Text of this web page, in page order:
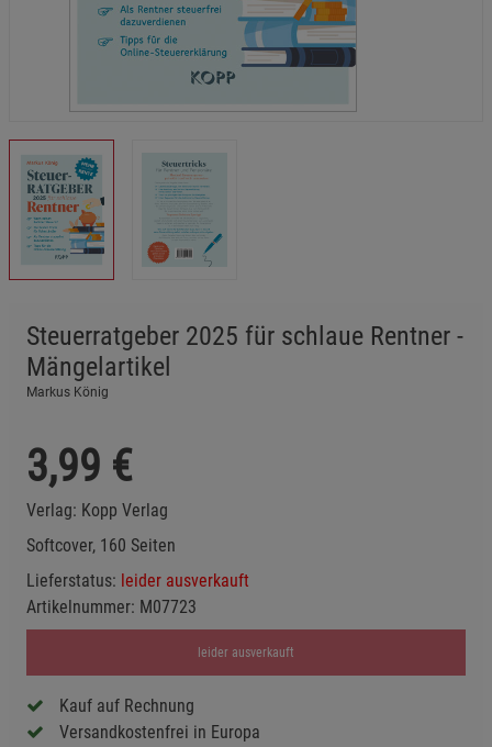
Steuerratgeber 2025 für schlaue Rentner -
Mängelartikel
Markus König
3,99 €
Verlag: Kopp Verlag
Softcover, 160 Seiten
Lieferstatus: leider ausverkauft
Artikelnummer: M07723
leider ausverkauft
Kauf auf Rechnung
Versandkostenfrei in Europa